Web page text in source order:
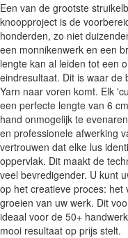
Een van de grootste
knoopproject is de
honderden, zo niet
een monnikenwerk en een
lengte kan al leiden tot een
eindresultaat. Dit is waar de
Yarn naar voren komt. Elk
een perfecte lengte van 6
hand onmogelijk te
en professionele afwerking
vertrouwen dat elke lus
oppervlak. Dit maakt de
veel bevredigender. U kunt
op het creatieve proces: het
groeien van uw werk. Dit
ideaal voor de 50+
mooi resultaat op prijs stelt.